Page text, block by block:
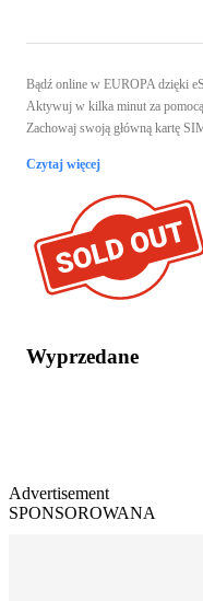
Bądź online w EUROPA dzięki
Aktywuj w kilka minut za
Zachowaj swoją główną kartę
Czytaj więcej
Wyprzedane
Advertisement
SPONSOROWANA